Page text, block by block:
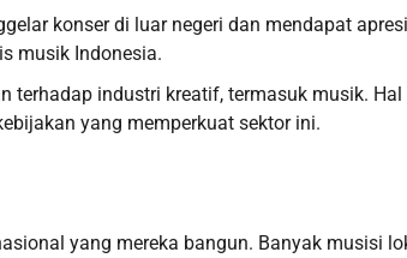
konser di luar negeri dan mendapat
musik Indonesia.
terhadap industri kreatif, termasuk musik. Hal
yang memperkuat sektor ini.
yang mereka bangun. Banyak musisi